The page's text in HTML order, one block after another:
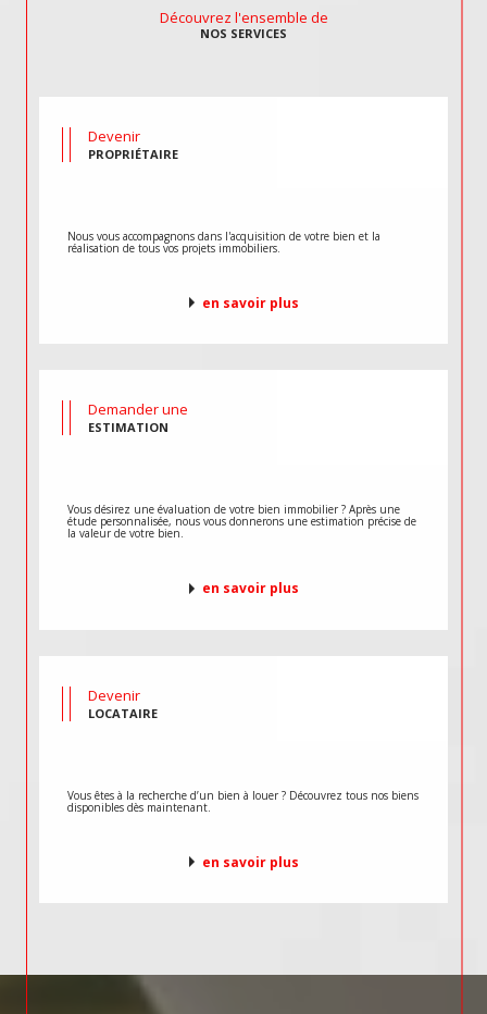
Découvrez l'ensemble de
NOS SERVICES
Devenir
PROPRIÉTAIRE
Nous vous accompagnons dans l'acquisition de votre bien et la
réalisation de tous vos projets immobiliers.
en savoir plus
Demander une
ESTIMATION
Vous désirez une évaluation de votre bien immobilier ? Après une
étude personnalisée, nous vous donnerons une estimation précise de
la valeur de votre bien.
en savoir plus
Devenir
LOCATAIRE
Vous êtes à la recherche d’un bien à louer ? Découvrez tous nos biens
disponibles dès maintenant.
en savoir plus